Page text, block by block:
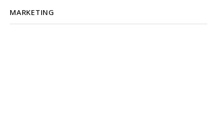
MARKETING